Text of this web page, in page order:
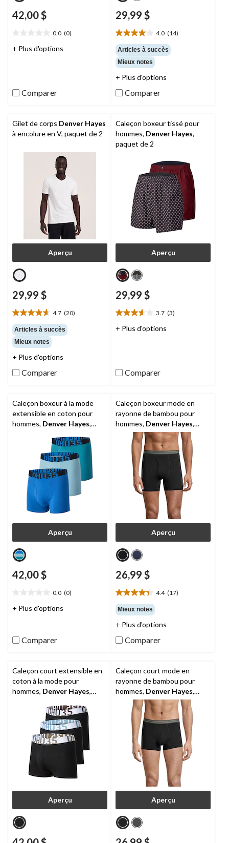
42,00 $
0.0 (0)
étoile(s)
+ Plus d'options
Comparer
29,99 $
4.0 (14)
4.0
étoile(s)
sur
5.
14
Articles à succès
Mieux notes
+ Plus d'options
Comparer
Gilet de corps Denver Hayes
à encolure en V, paquet de 2
Aperçu
29,99 $
4.7 (20)
4.7
étoile(s)
sur
5.
20
Articles à succès
Mieux notes
+ Plus d'options
Comparer
Caleçon boxeur tissé pour
hommes, Denver Hayes,
paquet de 2
Aperçu
29,99 $
3.7 (3)
3.7
étoile(s)
+ Plus d'options
Comparer
Caleçon boxeur à la mode
extensible en coton pour
hommes, Denver Hayes,
Aperçu
42,00 $
0.0 (0)
étoile(s)
+ Plus d'options
Comparer
Caleçon boxeur mode en
rayonne de bambou pour
hommes, Denver Hayes,
paquet de 2
Aperçu
26,99 $
4.4 (17)
4.4
étoile(s)
sur
5.
17
évaluations
Mieux notes
+ Plus d'options
Comparer
Caleçon court extensible en
coton à la mode pour
hommes, Denver Hayes,
Aperçu
Caleçon court mode en
rayonne de bambou pour
hommes, Denver Hayes,
paquet de 2
Aperçu